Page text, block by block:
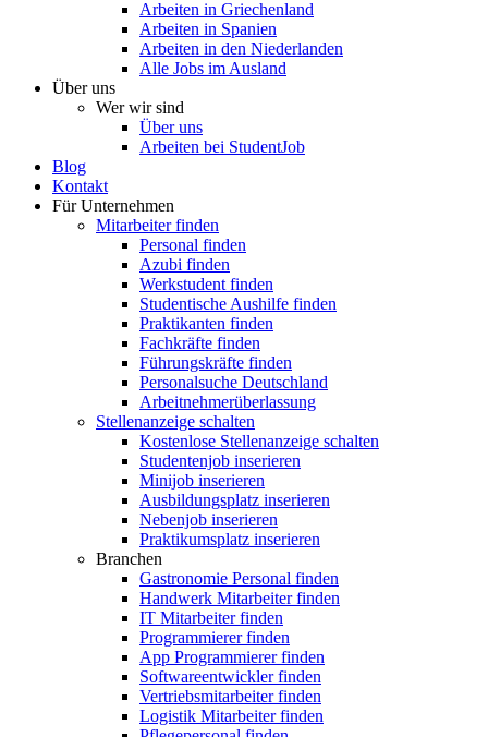
Arbeiten in Griechenland
Arbeiten in Spanien
Arbeiten in den Niederlanden
Alle Jobs im Ausland
Über uns
Wer wir sind
Über uns
Arbeiten bei StudentJob
Blog
Kontakt
Für Unternehmen
Mitarbeiter finden
Personal finden
Azubi finden
Werkstudent finden
Studentische Aushilfe finden
Praktikanten finden
Fachkräfte finden
Führungskräfte finden
Personalsuche Deutschland
Arbeitnehmerüberlassung
Stellenanzeige schalten
Kostenlose Stellenanzeige schalten
Studentenjob inserieren
Minijob inserieren
Ausbildungsplatz inserieren
Nebenjob inserieren
Praktikumsplatz inserieren
Branchen
Gastronomie Personal finden
Handwerk Mitarbeiter finden
IT Mitarbeiter finden
Programmierer finden
App Programmierer finden
Softwareentwickler finden
Vertriebsmitarbeiter finden
Logistik Mitarbeiter finden